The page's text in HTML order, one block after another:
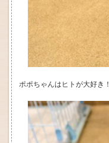
ポポちゃんはヒトが大好き！